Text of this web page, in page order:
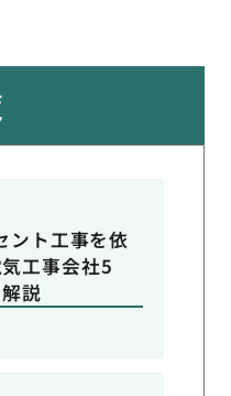
ント工事を依
工事会社5
説